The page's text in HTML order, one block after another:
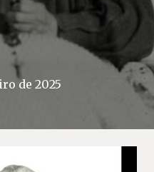
de 2025